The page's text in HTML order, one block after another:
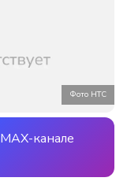
Фото НТС
канале